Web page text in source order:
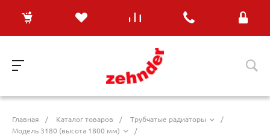
Главная / Каталог товаров / Трубчатые радиаторы
/
Модель 3180 (высота 1800 мм)
/